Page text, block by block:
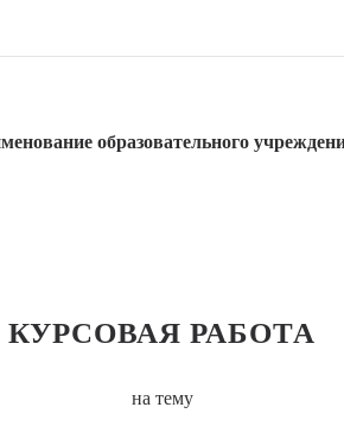
образовательного
КУРСОВАЯ РАБОТА
на тему